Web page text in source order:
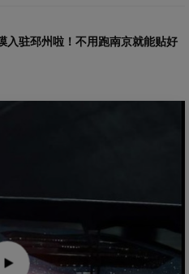
入驻邳州啦！不用跑南京就能贴好